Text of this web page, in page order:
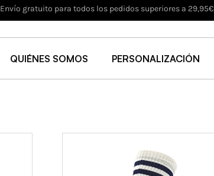
Envío gratuito para todos los pedidos superiores a 29,95€
QUIÉNES SOMOS PERSONALIZACIÓN